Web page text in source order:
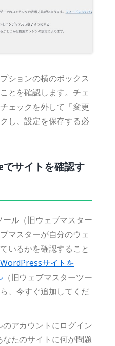
ションの横のボックス
とを確認します。チェ
ェックを外して「変更
し、設定を保存する必
でサイトを確認す
ル（旧ウェブマスター
マスターが自分のウェ
いるかを確認すること
WordPressサイトを
（旧ウェブマスターツー
、今すぐ追加してくだ
アカウントにログイン
たのサイトに何が問題